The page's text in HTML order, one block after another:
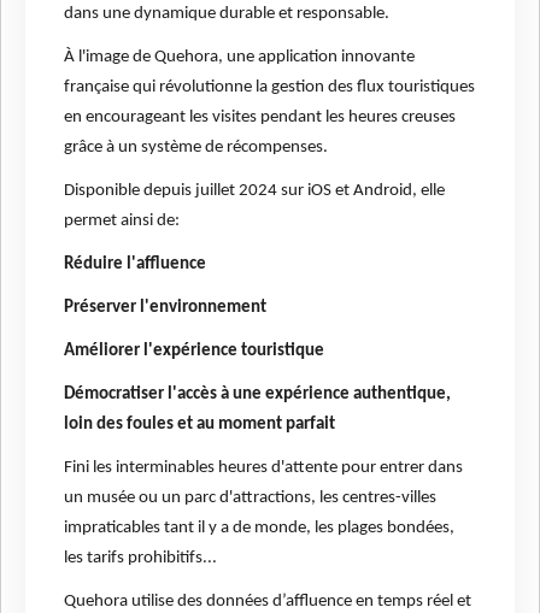
dans une dynamique durable et responsable.
À l'image de Quehora, une application innovante
française qui révolutionne la gestion des flux touristiques
en encourageant les visites pendant les heures creuses
grâce à un système de récompenses.
Disponible depuis juillet 2024 sur iOS et Android, elle
permet ainsi de:
Réduire l'affluence
Préserver l'environnement
Améliorer l'expérience touristique
Démocratiser l'accès à une expérience authentique,
loin des foules et au moment parfait
Fini les interminables heures d'attente pour entrer dans
un musée ou un parc d'attractions, les centres-villes
impraticables tant il y a de monde, les plages bondées,
les tarifs prohibitifs...
Quehora utilise des données d’affluence en temps réel et